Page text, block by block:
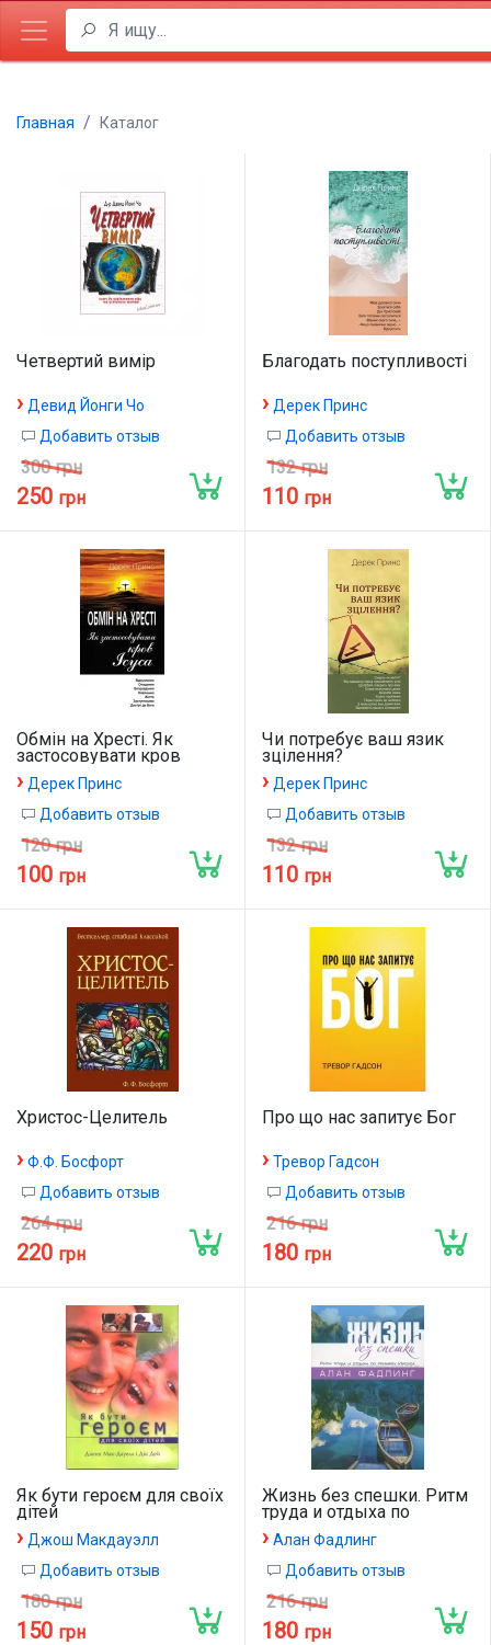
Главная Каталог
Четвертий вимір
› Девид Йонги Чо
Добавить отзыв
300 грн
250 грн
Благодать поступливості
› Дерек Принс
Добавить отзыв
132 грн
110 грн
Обмін на Хресті. Як
застосовувати кров
Ісуса.
› Дерек Принс
Добавить отзыв
120 грн
100 грн
Чи потребує ваш язик
зцілення?
› Дерек Принс
Добавить отзыв
132 грн
110 грн
Христос-Целитель
› Ф.Ф. Босфорт
Добавить отзыв
264 грн
220 грн
Про що нас запитує Бог
› Тревор Гадсон
Добавить отзыв
216 грн
180 грн
Як бути героєм для своїх
дітей
› Джош Макдауэлл
Добавить отзыв
180 грн
150 грн
Жизнь без спешки. Ритм
труда и отдыха по
примеру Иисуса
› Алан Фадлинг
Добавить отзыв
216 грн
180 грн